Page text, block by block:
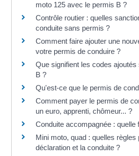
moto 125 avec le permis B ?
Contrôle routier : quelles
conduite sans permis ?
Comment faire ajouter une
votre permis de conduire ?
Que signifient les codes ajoutés
B ?
Qu'est-ce que le permis de
Comment payer le permis de
un euro, apprenti, chômeur... ?
Conduite accompagnée : quelle
Mini moto, quad : quelles règles
déclaration et la conduite ?